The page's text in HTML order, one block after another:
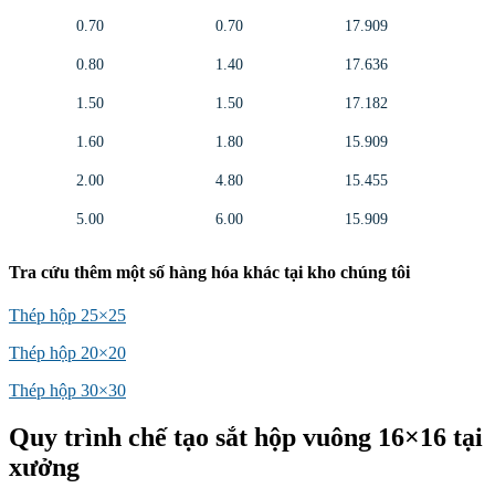
0.70 0.70 17.909
0.80 1.40 17.636
1.50 1.50 17.182
1.60 1.80 15.909
2.00 4.80 15.455
5.00 6.00 15.909
Tra cứu thêm một số hàng hóa khác tại kho chúng tôi
Thép hộp 25×25
Thép hộp 20×20
Thép hộp 30×30
Quy trình chế tạo sắt hộp vuông 16×16 tại
xưởng